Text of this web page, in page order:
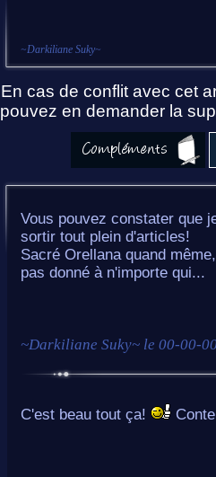
~Darkiliane Suky~
En cas de conflit avec cet
pouvez en demander la
Vous pouvez constater que
sortir tout plein d'articles!
Sacré Orellana quand
pas donné à n'importe qui...
~Darkiliane Suky~ le 00-00-
C'est beau tout ça!